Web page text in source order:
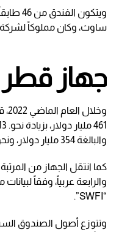
ساوث، وكان مملوكاً
جهاز قطر
والبالغة 354 مليار دولار، ونحو 340 مليار دولار في عام 2017.
والرابعة عربياً، وفقاً
“SWFI”.